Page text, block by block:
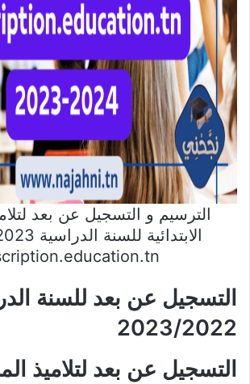
الترسيم و التسجيل عن بعد
التسجيل عن بعد للسنة
2023/2022
التسجيل عن بعد لتلاميذ